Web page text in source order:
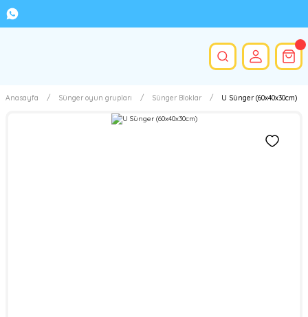
Anasayfa Sünger oyun grupları Sünger Bloklar U Sünger (60x40x30cm)